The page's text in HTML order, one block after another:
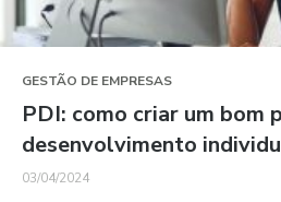
GESTÃO DE EMPRESAS
PDI: como criar um bom
desenvolvimento
03/04/2024